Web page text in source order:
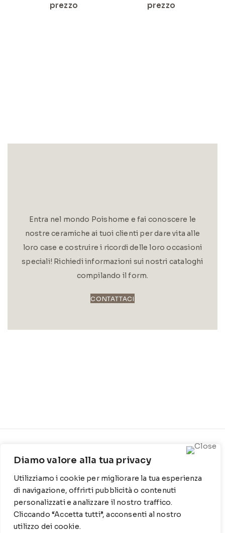
Diamo valore alla tua privacy
Utilizziamo i cookie per migliorare la tua esperienza
di navigazione, offrirti pubblicità o contenuti
personalizzati e analizzare il nostro traffico.
Cliccando “Accetta tutti”, acconsenti al nostro
utilizzo dei cookie.
prezzo
prezzo
Entra nel mondo Poishome e fai conoscere le
nostre ceramiche ai tuoi clienti per dare vita alle
loro case e costruire i ricordi delle loro occasioni
speciali! Richiedi informazioni sui nostri cataloghi
compilando il form.
CONTATTACI
1316 - 70044 Polignano a
mare
T
WZ: 329 6510725
Cookie Policy
Privacy Policy